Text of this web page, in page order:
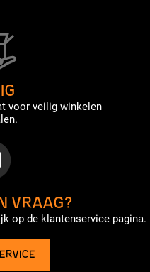
voor veilig winkelen
VRAAG?
op de klantenservice pagina.